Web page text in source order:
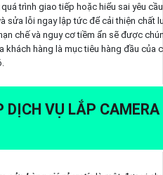
trình giao tiếp hoặc hiểu sai yêu
sửa lỗi ngay lập tức để cải thiện chất
chế và nguy cơ tiềm ẩn sẽ được
khách hàng là mục tiêu hàng đầu của
DỊCH VỤ LẮP CAMERA